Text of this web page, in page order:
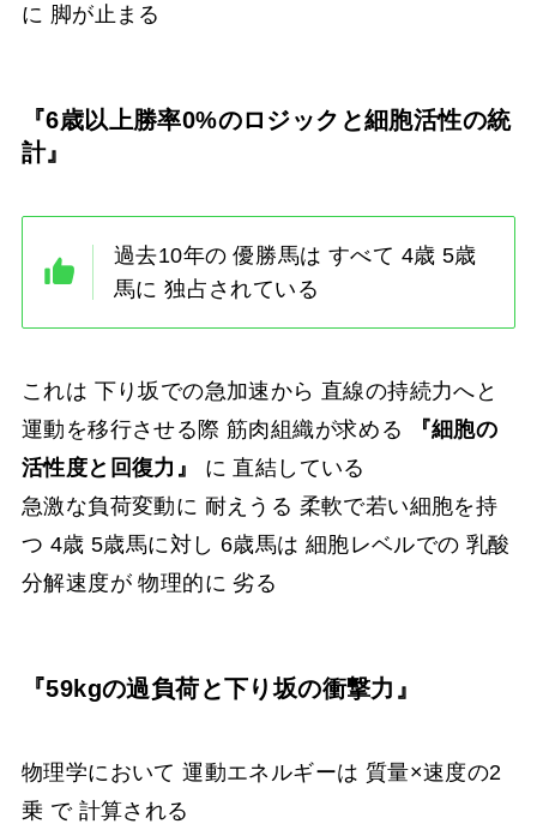
に 脚が止まる
『6歳以上勝率0%のロジックと細胞活性の統
計』
過去10年の 優勝馬は すべて 4歳 5歳
馬に 独占されている
これは 下り坂での急加速から 直線の持続力へと
運動を移行させる際 筋肉組織が求める
『細胞の
活性度と回復力』
に 直結している
急激な負荷変動に 耐えうる 柔軟で若い細胞を持
つ 4歳 5歳馬に対し 6歳馬は 細胞レベルでの 乳酸
分解速度が 物理的に 劣る
『59kgの過負荷と下り坂の衝撃力』
物理学において 運動エネルギーは 質量×速度の2
乗 で 計算される